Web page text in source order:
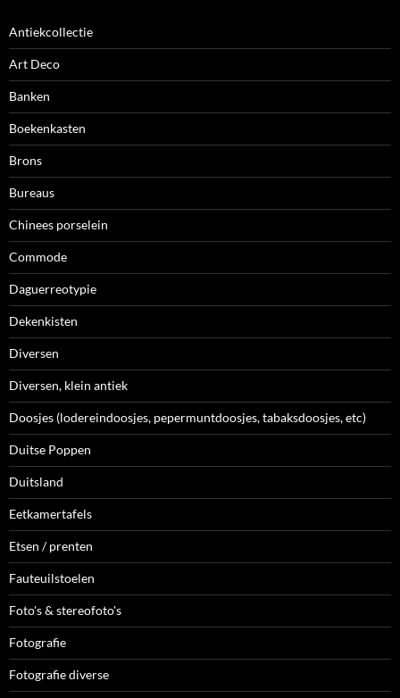
Antiekcollectie
Art Deco
Banken
Boekenkasten
Brons
Bureaus
Chinees porselein
Commode
Daguerreotypie
Dekenkisten
Diversen
Diversen, klein antiek
Doosjes (lodereindoosjes, pepermuntdoosjes, tabaksdoosjes, etc)
Duitse Poppen
Duitsland
Eetkamertafels
Etsen / prenten
Fauteuilstoelen
Foto's & stereofoto's
Fotografie
Fotografie diverse